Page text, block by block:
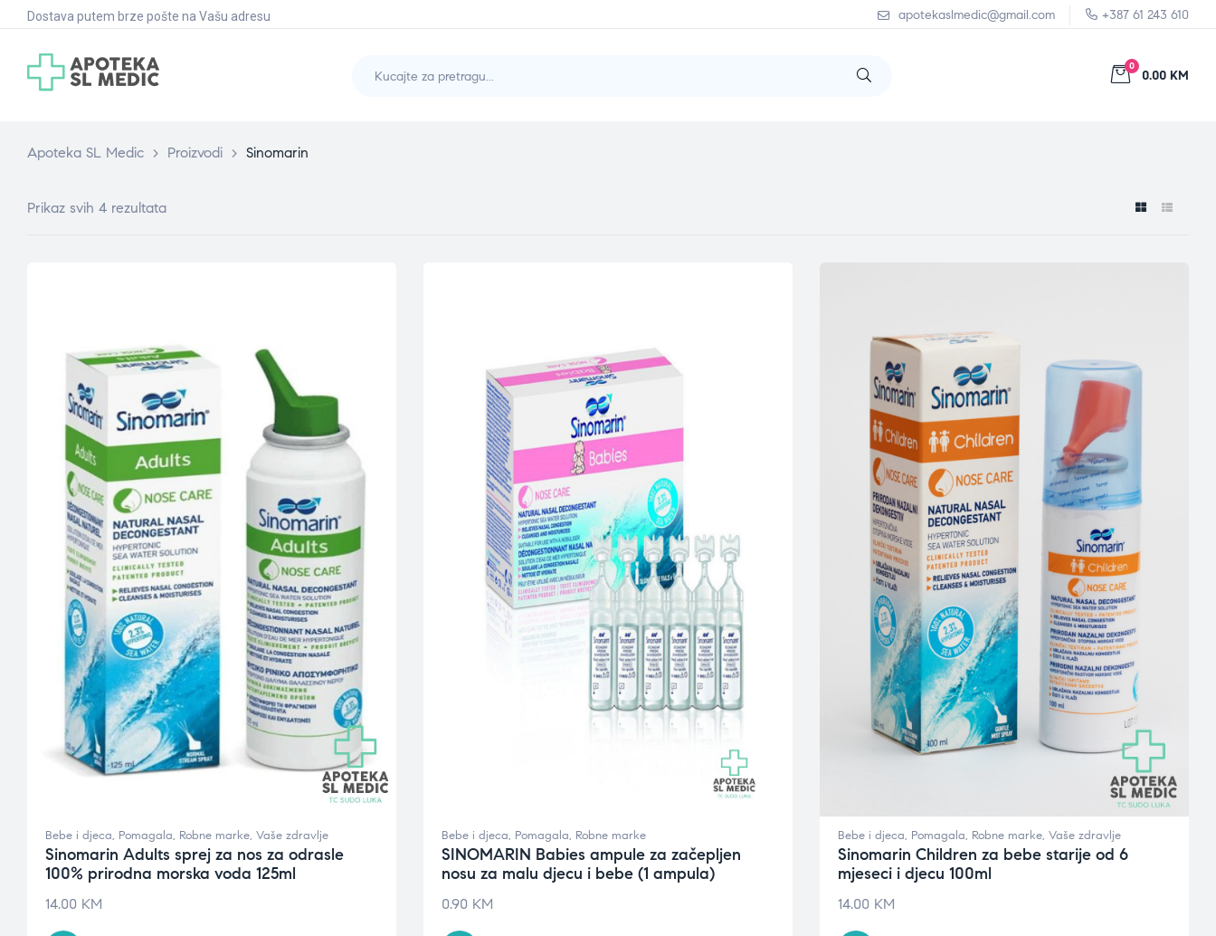
Dostava putem brze pošte na Vašu adresu apotekaslmedic@gmail.com +387 61 243 610
0
0.00 KM
Apoteka SL Medic > Proizvodi > Sinomarin
Prikaz svih 4 rezultata
Bebe i djeca, Pomagala, Robne marke, Vaše zdravlje
Sinomarin Adults sprej za nos za odrasle
100% prirodna morska voda 125ml
14.00 KM
Bebe i djeca, Pomagala, Robne marke
SINOMARIN Babies ampule za začepljen
nosu za malu djecu i bebe (1 ampula)
0.90 KM
Bebe i djeca, Pomagala, Robne marke, Vaše zdravlje
Sinomarin Children za bebe starije od 6
mjeseci i djecu 100ml
14.00 KM